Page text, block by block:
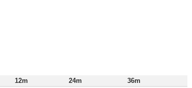
12m 24m 36m